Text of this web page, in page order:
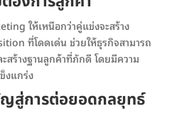
ให้เหนือกว่าคู่แข่งจะสร้าง
ที่โดดเด่น ช่วยให้ธุรกิจสามารถ
สร้างฐานลูกค้าที่ภักดี โดยมีความ
งแกร่ง
สู่การต่อยอดกลยุทธ์